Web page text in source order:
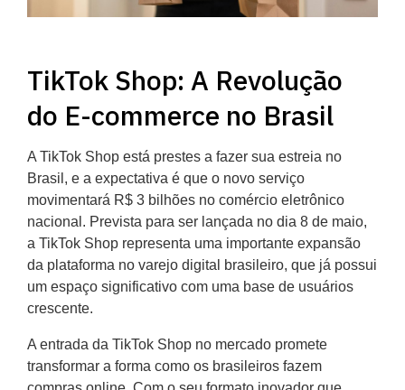
TikTok Shop: A Revolução
do E-commerce no Brasil
A TikTok Shop está prestes a fazer sua estreia no
Brasil, e a expectativa é que o novo serviço
movimentará R$ 3 bilhões no comércio eletrônico
nacional. Prevista para ser lançada no dia 8 de maio,
a TikTok Shop representa uma importante expansão
da plataforma no varejo digital brasileiro, que já possui
um espaço significativo com uma base de usuários
crescente.
A entrada da TikTok Shop no mercado promete
transformar a forma como os brasileiros fazem